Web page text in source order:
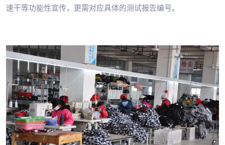
速干等功能性宣传，更需对应具体的测试报告编号。